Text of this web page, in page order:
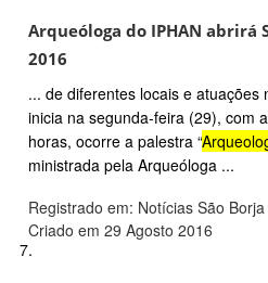
Arqueóloga do IPHAN abrirá
2016
... de diferentes locais e atuações
inicia na segunda-feira (29), com
horas, ocorre a palestra “
ministrada pela Arqueóloga ...
Registrado em: Notícias São Borja
Criado em 29 Agosto 2016
7.